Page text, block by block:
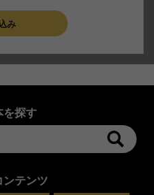
み
を探す
テンツ